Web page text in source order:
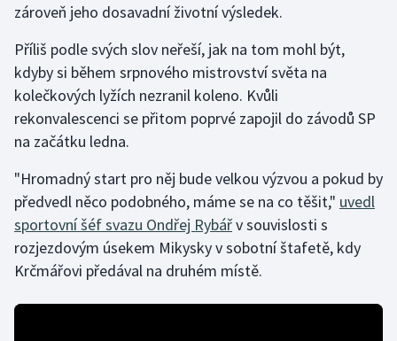
zároveň jeho dosavadní životní výsledek.
Příliš podle svých slov neřeší, jak na tom mohl být,
kdyby si během srpnového mistrovství světa na
kolečkových lyžích nezranil koleno. Kvůli
rekonvalescenci se přitom poprvé zapojil do závodů SP
na začátku ledna.
"Hromadný start pro něj bude velkou výzvou a pokud by
předvedl něco podobného, máme se na co těšit," uvedl
sportovní šéf svazu Ondřej Rybářv souvislosti s
rozjezdovým úsekem Mikysky v sobotní štafetě, kdy
Krčmářovi předával na druhém místě.